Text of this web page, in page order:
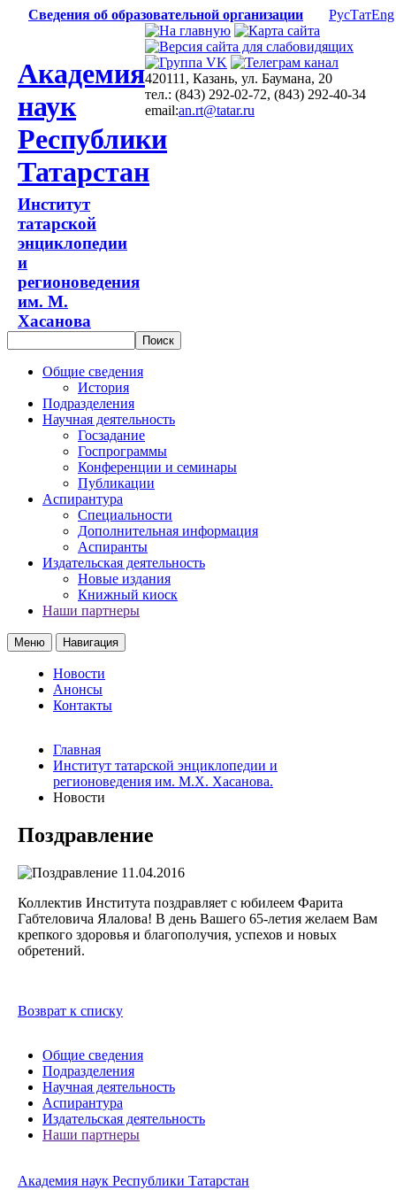
Сведения об образовательной организации РусТатEng
Академия
наук
Республики
Татарстан
Институт
татарской
энциклопедии
и
регионоведения
им. М.
Хасанова
420111, Казань, ул. Баумана, 20
тел.: (843) 292-02-72, (843) 292-40-34
email:an.rt@tatar.ru
Общие сведения
История
Подразделения
Научная деятельность
Госзадание
Госпрограммы
Конференции и семинары
Публикации
Аспирантура
Специальности
Дополнительная информация
Аспиранты
Издательская деятельность
Новые издания
Книжный киоск
Наши партнеры
Меню Навигация
Новости
Анонсы
Контакты
Главная
Институт татарской энциклопедии и
регионоведения им. М.Х. Хасанова.
Новости
Поздравление
11.04.2016
Коллектив Института поздравляет с юбилеем Фарита
Габтеловича Ялалова! В день Вашего 65-летия желаем Вам
крепкого здоровья и благополучия, успехов и новых
обретений.
Возврат к списку
Общие сведения
Подразделения
Научная деятельность
Аспирантура
Издательская деятельность
Наши партнеры
Академия наук Республики Татарстан